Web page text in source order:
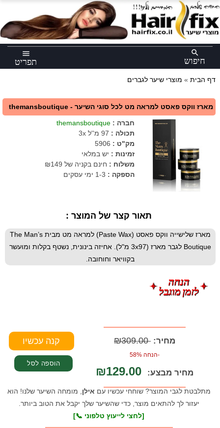
menu
תפריט
search
חיפוש
דף הבית » מוצרי שיער לגברים
מארז ווקס פאסט למראה מט לכל סוגי השיער - themansboutique
חברה :
themansboutique
תכולה : 97 מ''ל 3x
מק"ט :
5906
זמינות : יש במלאי
משלוח : חינם בקניה של ₪149
הספקה : 1-3 ימי עסקים
תאור קצר של המוצר :
מארז שלישייה ווקס פאסט (Paste Wax) למראה מט מבית The Man’s
Boutique לגבר מארז (3x97 מ"ל). אחיזה בינונית, נשטף בקלות ומועשר
בקוויאר וחוחובה.
מחיר: ₪309.00
-הנחה 58%
מחיר מבצע: ₪129.00
מתלבטת לגבי המוצר? שוחחי עכשיו עם אילן , מומחה השיער שלנו! הוא
יעזור לך להתאים מוצר, כדי שהשיער שלך יקבל את הטוב ביותר.
[לחצי לייעוץ טלפוני 📞]
×